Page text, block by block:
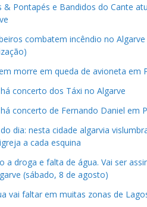
& Pontapés e Bandidos do Cante
combatem incêndio no Algarve
morre em queda de avioneta em
concerto dos Táxi no Algarve
concerto de Fernando Daniel em
dia: nesta cidade algarvia
a cada esquina
a droga e falta de água. Vai ser
(sábado, 8 de agosto)
vai faltar em muitas zonas de